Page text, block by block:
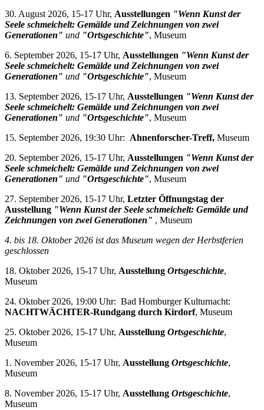
30. August 2026, 15-17 Uhr, Ausstellungen "Wenn Kunst der
Seele schmeichelt: Gemälde und Zeichnungen von zwei
Generationen" und "Ortsgeschichte", Museum
6. September 2026, 15-17 Uhr, Ausstellungen "Wenn Kunst der
Seele schmeichelt: Gemälde und Zeichnungen von zwei
Generationen" und "Ortsgeschichte", Museum
13. September 2026, 15-17 Uhr, Ausstellungen "Wenn Kunst der
Seele schmeichelt: Gemälde und Zeichnungen von zwei
Generationen" und "Ortsgeschichte", Museum
15. September 2026, 19:30 Uhr: Ahnenforscher-Treff, Museum
20. September 2026, 15-17 Uhr, Ausstellungen "Wenn Kunst der
Seele schmeichelt: Gemälde und Zeichnungen von zwei
Generationen" und "Ortsgeschichte", Museum
27. September 2026, 15-17 Uhr, Letzter Öffnungstag der
Ausstellung "Wenn Kunst der Seele schmeichelt: Gemälde und
Zeichnungen von zwei Generationen" , Museum
4. bis 18. Oktober 2026 ist das Museum wegen der Herbstferien
geschlossen
18. Oktober 2026, 15-17 Uhr, Ausstellung Ortsgeschichte,
Museum
24. Oktober 2026, 19:00 Uhr: Bad Homburger Kulturnacht:
NACHTWÄCHTER-Rundgang durch Kirdorf, Museum
25. Oktober 2026, 15-17 Uhr, Ausstellung Ortsgeschichte,
Museum
1. November 2026, 15-17 Uhr, Ausstellung Ortsgeschichte,
Museum
8. November 2026, 15-17 Uhr, Ausstellung Ortsgeschichte,
Museum